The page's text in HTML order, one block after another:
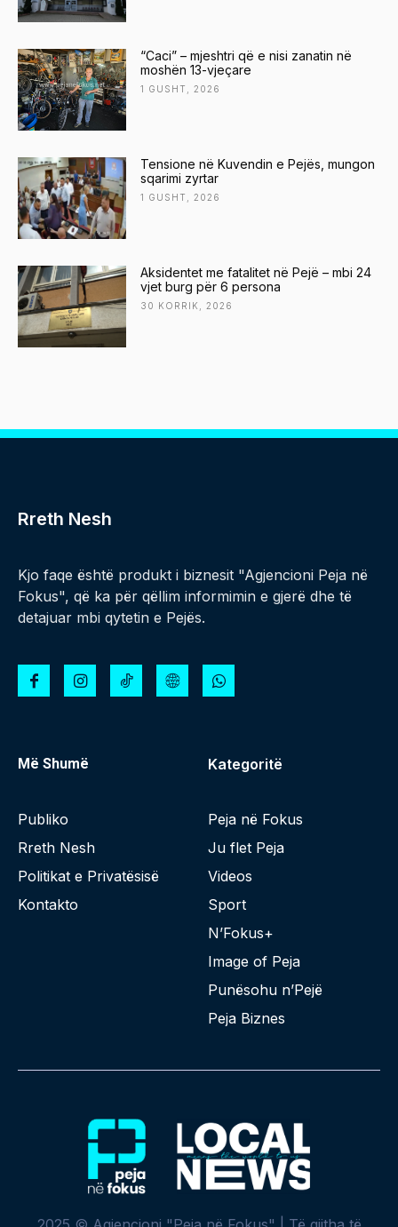
“Caci” – mjeshtri që e nisi zanatin në
moshën 13-vjeçare
1 GUSHT, 2026
Tensione në Kuvendin e Pejës, mungon
sqarimi zyrtar
1 GUSHT, 2026
Aksidentet me fatalitet në Pejë – mbi 24
vjet burg për 6 persona
30 KORRIK, 2026
Rreth Nesh
Kjo faqe është produkt i biznesit "Agjencioni Peja në
Fokus", që ka për qëllim informimin e gjerë dhe të
detajuar mbi qytetin e Pejës.
Më Shumë
Publiko
Rreth Nesh
Politikat e Privatësisë
Kontakto
Kategoritë
Peja në Fokus
Ju flet Peja
Videos
Sport
N’Fokus+
Image of Peja
Punësohu n’Pejë
Peja Biznes